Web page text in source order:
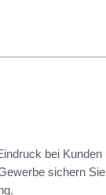
bei
sichern